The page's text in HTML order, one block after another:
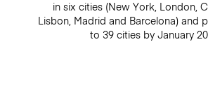
in six cities (New York, London,
Lisbon, Madrid and Barcelona) and
to 39 cities by January